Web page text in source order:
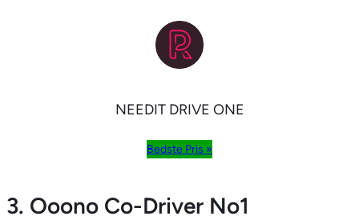
NEEDIT DRIVE ONE
Bedste Pris »
3. Ooono Co-Driver No1